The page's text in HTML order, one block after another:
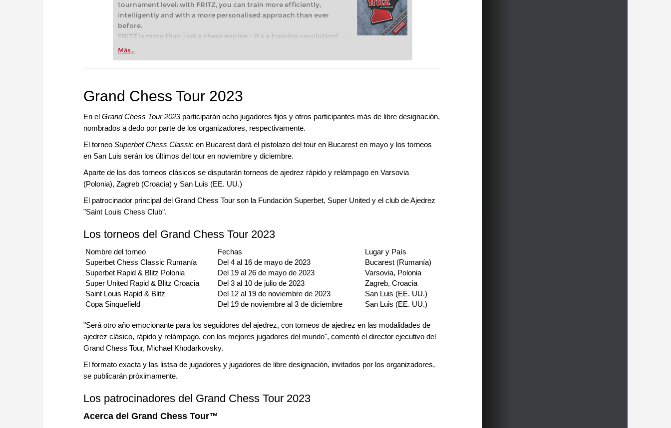
tournament level: with FRITZ, you can train more efficiently,
intelligently and with a more personalised approach than ever
before.
FRITZ is more than just a chess engine – it’s a training revolution!
Whether you’re taking your first steps into the world of club chess,
more efficiently, intelligently and with a more personalised
Más...
Grand Chess Tour 2023
En el Grand Chess Tour 2023participarán ocho jugadores fijos y otros participantes más de libre designación,
nombrados a dedo por parte de los organizadores, respectivamente.
El torneo Superbet Chess Classic en Bucarest dará el pistolazo del tour en Bucarest en mayo y los torneos
en San Luis serán los últimos del tour en noviembre y diciembre.
Aparte de los dos torneos clásicos se disputarán torneos de ajedrez rápido y relámpago en Varsovia
(Polonia), Zagreb (Croacia) y San Luis (EE. UU.)
El patrocinador principal del Grand Chess Tour son la Fundación Superbet, Super United y el club de Ajedrez
"Saint Louis Chess Club".
Los torneos del Grand Chess Tour 2023
Nombre del torneo Fechas
Lugar y País
Superbet Chess Classic Rumanía
Del 4 al 16 de mayo de 2023
Bucarest (Rumanía)
Superbet Rapid & Blitz Polonia
Del 19 al 26 de mayo de 2023
Varsovia, Polonia
Super United Rapid & Blitz Croacia
Del 3 al 10 de julio de 2023
Zagreb, Croacia
Saint Louis Rapid & Blitz
Del 12 al 19 de noviembre de 2023
San Luis (EE. UU.)
Copa Sinquefield
Del 19 de noviembre al 3 de diciembre San Luis (EE. UU.)
"Será otro año emocionante para los seguidores del ajedrez, con torneos de ajedrez en las modalidades de
ajedrez clásico, rápido y relámpago, con los mejores jugadores del mundo", comentó el director ejecutivo del
Grand Chess Tour, Michael Khodarkovsky.
El formato exacta y las listsa de jugadores y jugadores de libre designación, invitados por los organizadores,
se publicarán próximamente.
Los patrocinadores del Grand Chess Tour 2023
Acerca del Grand Chess Tour™